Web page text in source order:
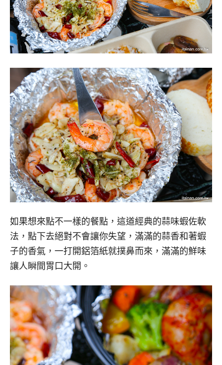
如果想來點不一樣的餐點，這道經典的蒜味蝦佐軟
法，點下去絕對不會讓你失望，滿滿的蒜香和著蝦
子的香氣，一打開鋁箔紙就撲鼻而來，滿滿的鮮味
讓人瞬間胃口大開。